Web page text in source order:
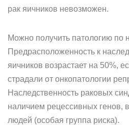
рак яичников невозможен.
Можно получить патологию по
Предрасположенность к
яичников возрастает на 50%,
страдали от онкопатологии
Наследственность раковых
наличием рецессивных генов,
людей (особая группа риска).